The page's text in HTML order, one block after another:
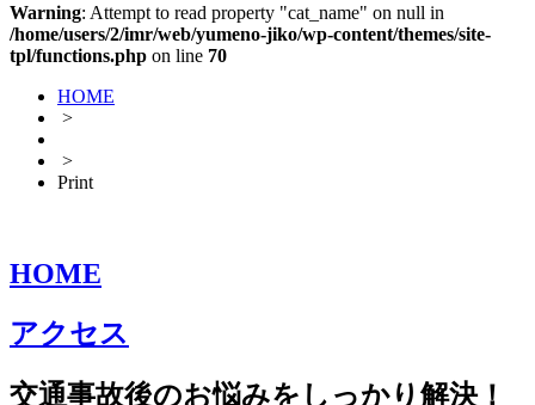
Warning: Attempt to read property "cat_name" on null in
/home/users/2/imr/web/yumeno-jiko/wp-content/themes/site-
tpl/functions.php on line 70
HOME
>
>
Print
HOME
アクセス
交通事故後のお悩みをしっかり解決！